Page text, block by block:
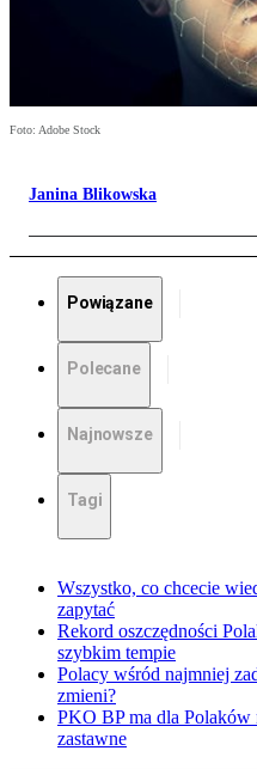
Foto: Adobe Stock
Janina Blikowska
Powiązane
Polecane
Najnowsze
Tagi
Wszystko, co chcecie
zapytać
Rekord oszczędności
szybkim tempie
Polacy wśród najmniej
zmieni?
PKO BP ma dla
zastawne